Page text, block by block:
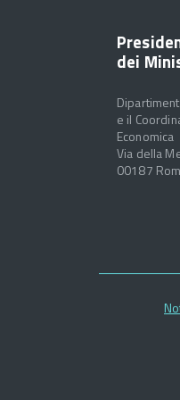
dei
e il
Economica
Via della
00187